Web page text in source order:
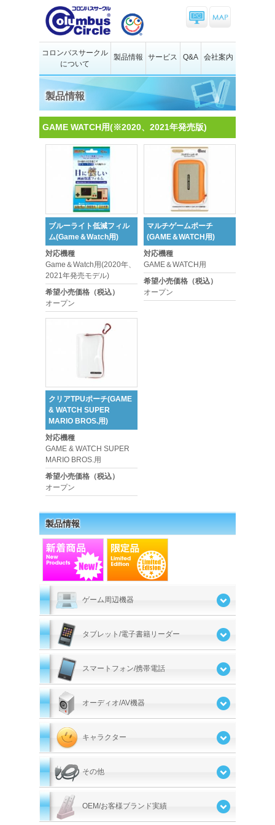
コロンバスサークル
について
製品情報 サービス Q&A 会社案内
製品情報
GAME WATCH用(※2020、2021年発売版)
ブルーライト低減フィル
ム(Game＆Watch用)
対応機種
Game＆Watch用(2020年、
2021年発売モデル)
希望小売価格（税込）
オープン
マルチゲームポーチ
(GAME＆WATCH用)
対応機種
GAME＆WATCH用
希望小売価格（税込）
オープン
クリアTPUポーチ(GAME
& WATCH SUPER
MARIO BROS.用)
対応機種
GAME & WATCH SUPER
MARIO BROS.用
希望小売価格（税込）
オープン
製品情報
ゲーム周辺機器
タブレット/電子書籍リーダー
スマートフォン/携帯電話
オーディオ/AV機器
キャラクター
その他
OEM/お客様ブランド実績